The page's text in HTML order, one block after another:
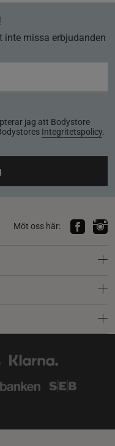
missa erbjudanden
jag att Bodystore
Integritetspolicy.
Möt oss här: